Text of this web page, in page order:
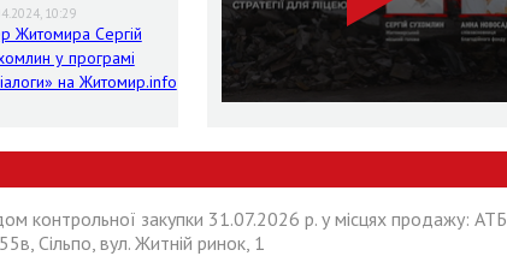
10:29
Житомира Сергій
у програмі
на Житомир.info
контрольної закупки 31.07.2026 р. у місцях продажу: АТБ,
Сільпо, вул. Житній ринок, 1